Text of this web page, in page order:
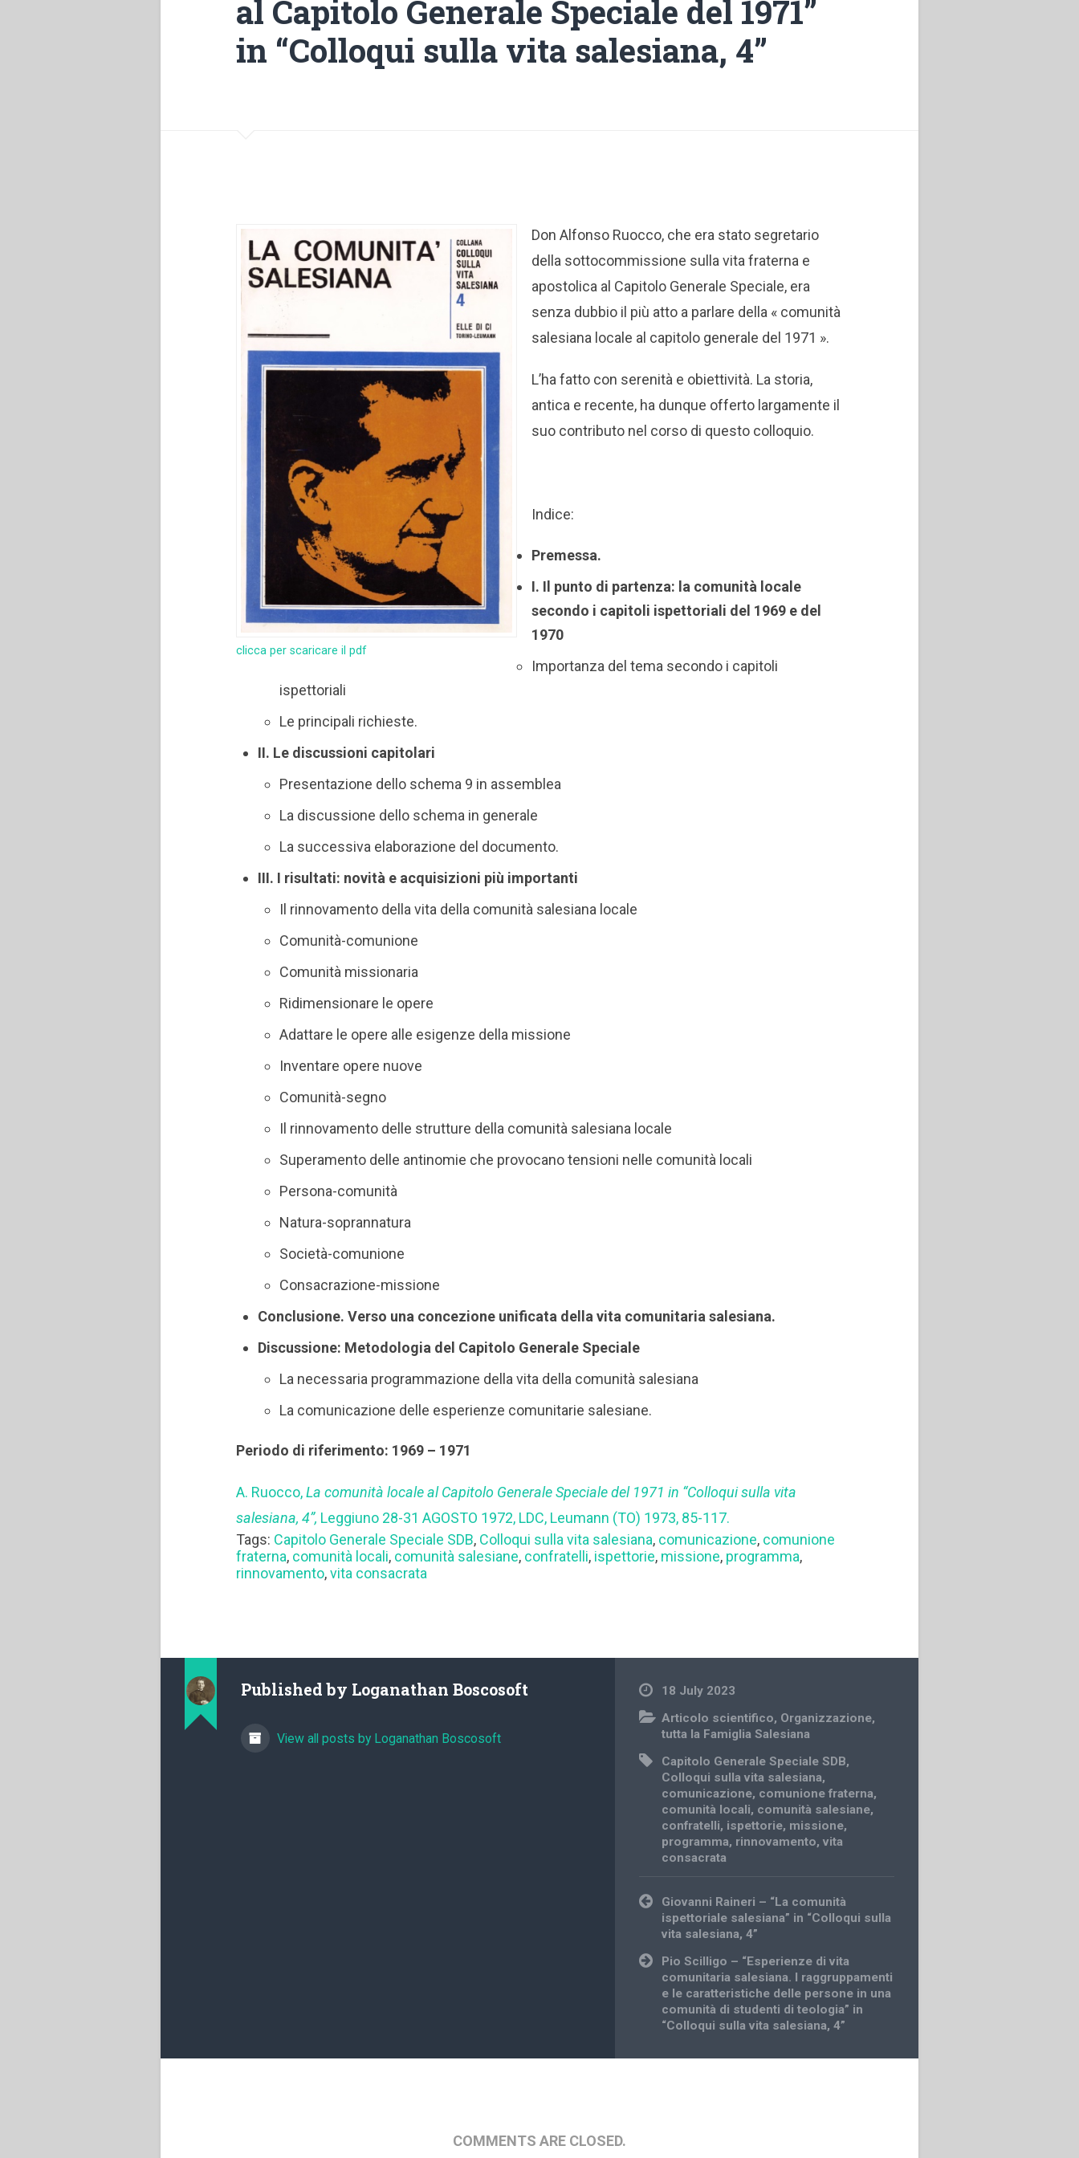
al Capitolo Generale Speciale del 1971”
in “Colloqui sulla vita salesiana, 4”
clicca per scaricare il pdf
Don Alfonso Ruocco, che era stato segretario
della sottocommissione sulla vita fraterna e
apostolica al Capitolo Generale Speciale, era
senza dubbio il più atto a parlare della « comunità
salesiana locale al capitolo generale del 1971 ».
L’ha fatto con serenità e obiettività. La storia,
antica e recente, ha dunque offerto largamente il
suo contributo nel corso di questo colloquio.
Indice:
Premessa.
I. Il punto di partenza: la comunità locale
secondo i capitoli ispettoriali del 1969 e del
1970
Importanza del tema secondo i capitoli
ispettoriali
Le principali richieste.
II. Le discussioni capitolari
Presentazione dello schema 9 in assemblea
La discussione dello schema in generale
La successiva elaborazione del documento.
III. I risultati: novità e acquisizioni più importanti
Il rinnovamento della vita della comunità salesiana locale
Comunità-comunione
Comunità missionaria
Ridimensionare le opere
Adattare le opere alle esigenze della missione
Inventare opere nuove
Comunità-segno
Il rinnovamento delle strutture della comunità salesiana locale
Superamento delle antinomie che provocano tensioni nelle comunità locali
Persona-comunità
Natura-soprannatura
Società-comunione
Consacrazione-missione
Conclusione. Verso una concezione unificata della vita comunitaria salesiana.
Discussione: Metodologia del Capitolo Generale Speciale
La necessaria programmazione della vita della comunità salesiana
La comunicazione delle esperienze comunitarie salesiane.
Periodo di riferimento: 1969 – 1971
A. Ruocco,La comunità locale al Capitolo Generale Speciale del 1971in “Colloqui sulla vita
salesiana, 4”, Leggiuno 28-31 AGOSTO 1972, LDC, Leumann (TO) 1973, 85-117.
Tags: Capitolo Generale Speciale SDB, Colloqui sulla vita salesiana, comunicazione, comunione
fraterna, comunità locali, comunità salesiane, confratelli, ispettorie, missione, programma,
rinnovamento,vita consacrata
Published by Loganathan Boscosoft
View all posts by Loganathan Boscosoft
18 July 2023
Articolo scientifico, Organizzazione,
tutta la Famiglia Salesiana
Capitolo Generale Speciale SDB,
Colloqui sulla vita salesiana,
comunicazione, comunione fraterna,
comunità locali, comunità salesiane,
confratelli, ispettorie, missione,
programma, rinnovamento,vita
consacrata
Post
navigation
Giovanni Raineri – “La comunità
ispettoriale salesiana” in “Colloqui sulla
vita salesiana, 4”
Pio Scilligo – “Esperienze di vita
comunitaria salesiana. I raggruppamenti
e le caratteristiche delle persone in una
comunità di studenti di teologia” in
“Colloqui sulla vita salesiana, 4”
COMMENTS ARE CLOSED.